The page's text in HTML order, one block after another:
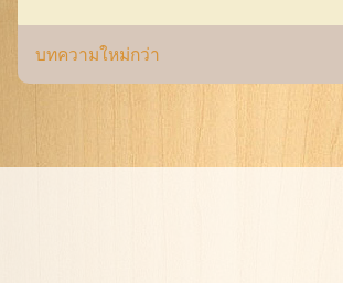
บทความใหม่กว่า